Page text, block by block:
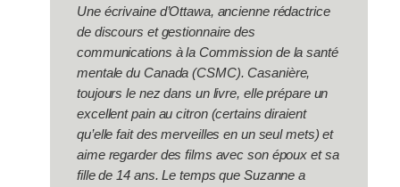
Une écrivaine d’Ottawa, ancienne rédactrice
de discours et gestionnaire des
communications à la Commission de la santé
mentale du Canada (CSMC). Casanière,
toujours le nez dans un livre, elle prépare un
excellent pain au citron (certains diraient
qu’elle fait des merveilles en un seul mets) et
aime regarder des films avec son époux et sa
fille de 14 ans. Le temps que Suzanne a